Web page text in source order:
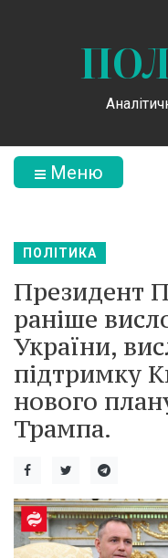
Меню
ПОЛІТИКА
Президент
раніше
України,
підтримку
нового
Трампа.